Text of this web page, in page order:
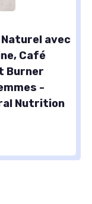
avec
Café
Burner
-
Nutrition